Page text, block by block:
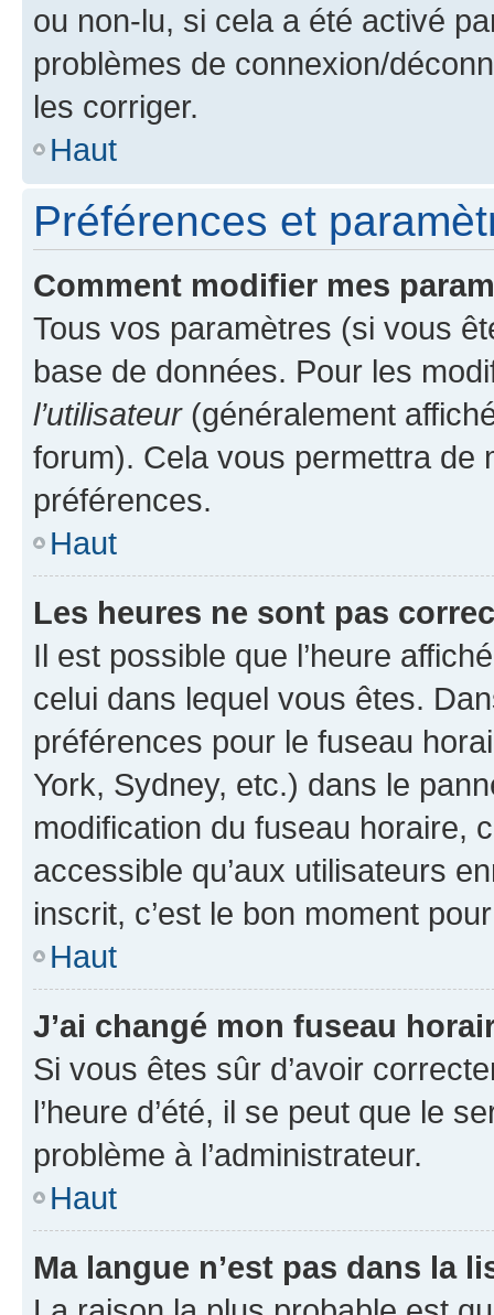
ou non-lu, si cela a été activé
problèmes de connexion/
les corriger.
Haut
Préférences et
Comment modifier mes
Tous vos paramètres (si vous
base de données. Pour les
l’utilisateur(généralement
forum). Cela vous permettra de
préférences.
Haut
Les heures ne sont pas
Il est possible que l’heure
celui dans lequel vous êtes.
préférences pour le fuseau
York, Sydney, etc.) dans le
modification du fuseau horaire,
accessible qu’aux utilisateurs
inscrit, c’est le bon moment
Haut
J’ai changé mon fuseau
Si vous êtes sûr d’avoir
l’heure d’été, il se peut que le
problème à l’administrateur.
Haut
Ma langue n’est pas dans la